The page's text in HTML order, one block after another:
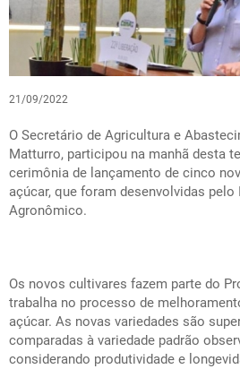
21/09/2022
O Secretário de Agricultura e
Matturro, participou na manhã desta
cerimônia de lançamento de cinco
açúcar, que foram desenvolvidas pelo
Agronômico.
Os novos cultivares fazem parte do
trabalha no processo de
açúcar. As novas variedades são
comparadas à variedade padrão
considerando produtividade e